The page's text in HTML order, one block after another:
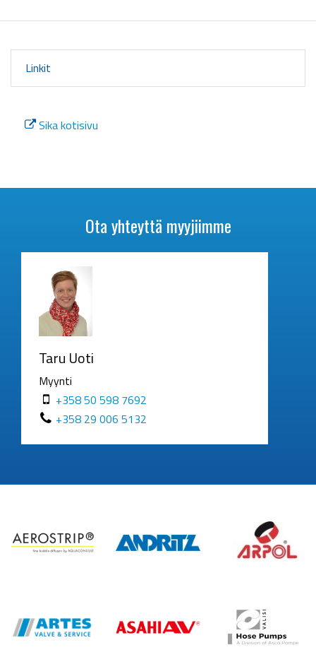
Linkit
Sika kotisivu
Ota yhteyttä myyjiimme
Taru Uoti
Myynti
+358 50 598 7692
+358 29 006 5132